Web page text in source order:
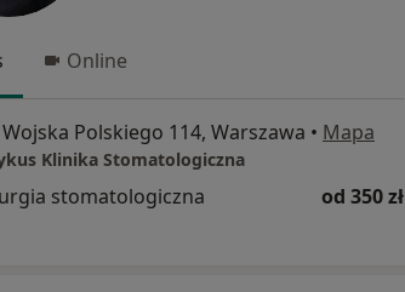
Online
Polskiego 114, Warszawa • Mapa
Klinika Stomatologiczna
stomatologiczna od 350 zł